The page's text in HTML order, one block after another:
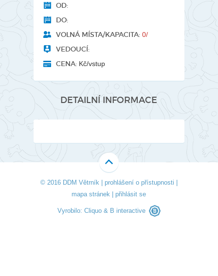
OD:
DO:
VOLNÁ MÍSTA/KAPACITA: 0/
VEDOUCÍ:
CENA: Kč/vstup
DETAILNÍ INFORMACE
© 2016 DDM Větrník | prohlášení o přístupnosti
mapa stránek |přihlásit se
Vyrobilo:Cliquo & B interactive